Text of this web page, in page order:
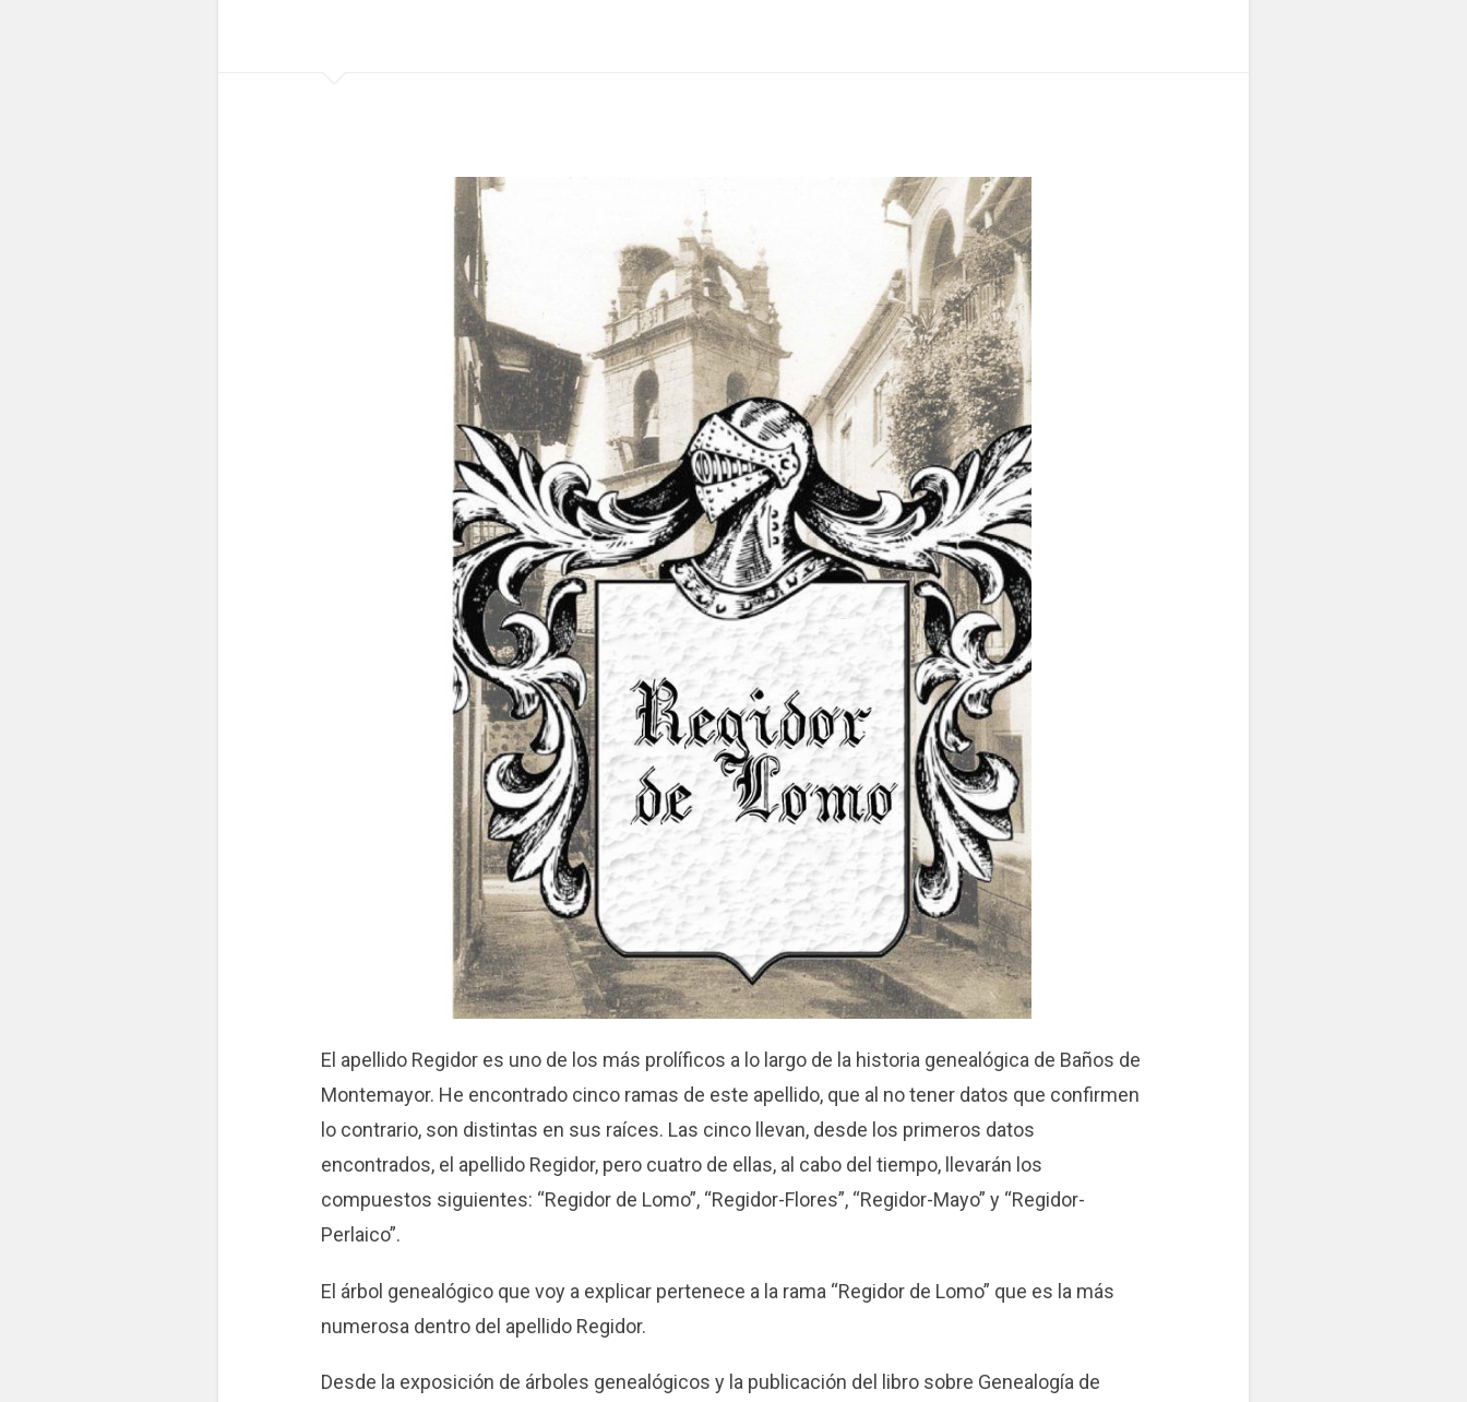
El apellido Regidor es uno de los más prolíficos a lo largo de la historia genealógica de Baños de
Montemayor. He encontrado cinco ramas de este apellido, que al no tener datos que confirmen
lo contrario, son distintas en sus raíces. Las cinco llevan, desde los primeros datos
encontrados, el apellido Regidor, pero cuatro de ellas, al cabo del tiempo, llevarán los
compuestos siguientes: “Regidor de Lomo”, “Regidor-Flores”, “Regidor-Mayo” y “Regidor-
Perlaico”.
El árbol genealógico que voy a explicar pertenece a la rama “Regidor de Lomo” que es la más
numerosa dentro del apellido Regidor.
Desde la exposición de árboles genealógicos y la publicación del libro sobre Genealogía de